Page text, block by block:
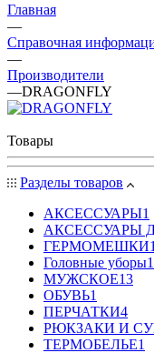
Главная
—
Справочная
—
Производители
—DRAGONFLY
Товары
Разделы товаров
АКСЕССУАРЫ1
АКСЕССУАРЫ
ГЕРМОМЕШКИ1
Головные уборы1
МУЖСКОЕ13
ОБУВЬ1
ПЕРЧАТКИ4
РЮКЗАКИ И
ТЕРМОБЕЛЬЕ1